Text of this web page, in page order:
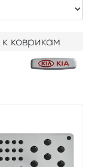
коврикам